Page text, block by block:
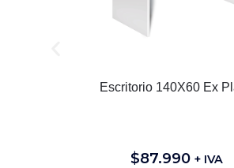
Escritorio 140X60 Ex
$87.990 + IVA